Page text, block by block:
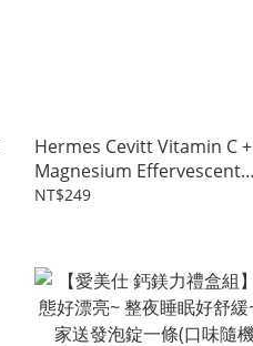
Hermes Cevitt Vitamin C +
Magnesium Effervescent
Tablet (20 tab./tube)
NT$249